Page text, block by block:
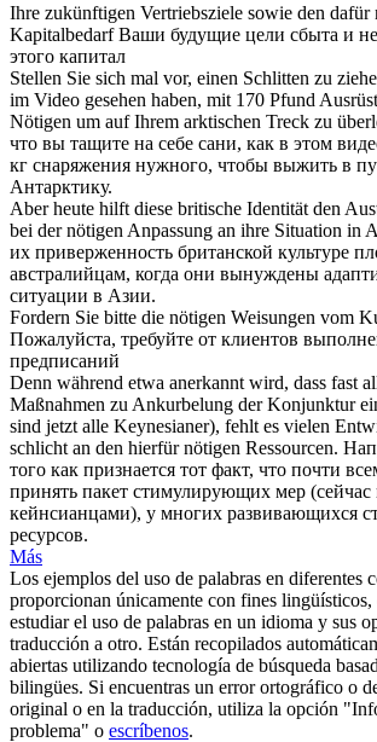
Ihre zukünftigen Vertriebsziele sowie den dafür
Kapitalbedarf Ваши будущие цели сбыта и
этого капитал
Stellen Sie sich mal vor, einen Schlitten zu
im Video gesehen haben, mit 170 Pfund
Nötigen um auf Ihrem arktischen Treck zu
что вы тащите на себе сани, как в этом
кг снаряжения нужного, чтобы выжить в
Антарктику.
Aber heute hilft diese britische Identität den
bei dernötigen Anpassung an ihre Situation in
их приверженность британской культуре
австралийцам, когда они вынуждены
ситуации в Азии.
Fordern Sie bitte die nötigen Weisungen vom
Пожалуйста, требуйте от клиентов
предписаний
Denn während etwa anerkannt wird, dass fast
Maßnahmen zu Ankurbelung der Konjunktur
sind jetzt alle Keynesianer), fehlt es vielen
schlicht an den hierfürnötigen Ressourcen.
того как признается тот факт, что почти
принять пакет стимулирующих мер (сейчас
кейнсианцами), у многих развивающихся
ресурсов.
Más
Los ejemplos del uso de palabras en diferentes
proporcionan únicamente con fines lingüísticos,
estudiar el uso de palabras en un idioma y sus
traducción a otro. Están recopilados
abiertas utilizando tecnología de búsqueda
bilingües. Si encuentras un error ortográfico o
original o en la traducción, utiliza la opción
problema" o escríbenos.